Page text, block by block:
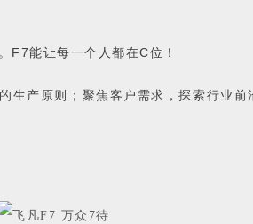
F7能让每一个人都在C位！
产原则；聚焦客户需求，探索行业